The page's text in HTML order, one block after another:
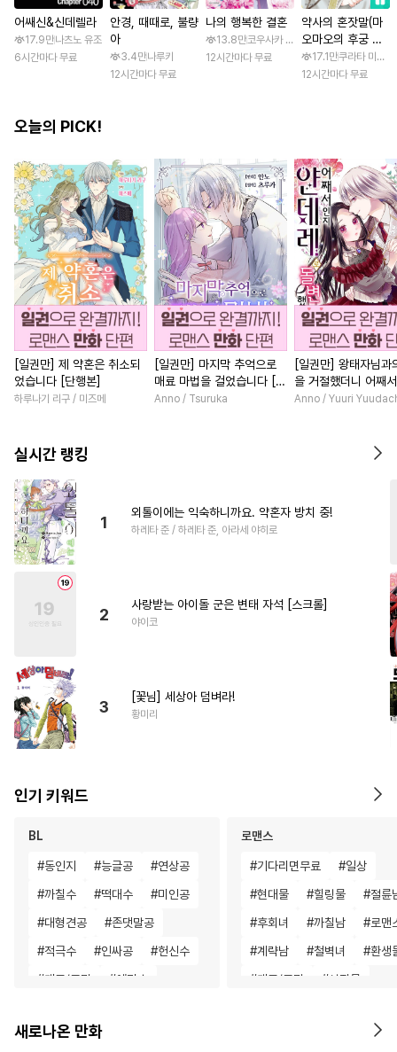
어쌔신&신데렐라
17.9만나츠노 유조
6시간마다 무료
안경, 때때로, 불량
아
3.4만나루키
12시간마다 무료
나의 행복한 결혼
13.8만코우사카 리토 / 아기토기 아쿠미
12시간마다 무료
약사의 혼잣말(마
오마오의 후궁 수
수께끼 풀이수첩)
17.1만쿠라타 미노
12시간마다 무료
오늘의 PICK!
[일권만] 제 약혼은 취소되
었습니다 [단행본]
하루나기 리구 / 미즈메
[일권만] 마지막 추억으로
매료 마법을 걸었습니다 [단
행본]
Anno / Tsuruka
[일권만] 왕태자님과
을 거절했더니 어째
얀데레로 돌변했습
Anno / Yuuri
실시간 랭킹
1
외톨이에는 익숙하니까요. 약혼자 방치 중!
하레타 준 / 하레타 준, 아라세 야히로
2
사랑받는 아이돌 군은 변태 자석 [스크롤]
야이코
3
[꽃님] 세상아 덤벼라!
황미리
인기 키워드
BL
#동인지 #능글공 #연상공
#까칠수 #떡대수 #미인공
#대형견공 #존댓말공
#적극수 #인싸공 #헌신수
#개그/코믹 #예민수
#기억상실
로맨스
#기다리면무료 #일상
#현대물 #힐링물 #절륜
#후회녀 #까칠남 #로맨
#계략남 #철벽녀 #환생
#개그/코믹 #성장물
후회남
새로나온 만화